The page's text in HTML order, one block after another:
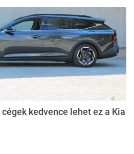
kedvence lehet ez a Kia